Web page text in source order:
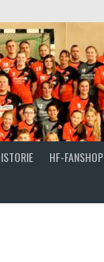
HF-FANSHOP